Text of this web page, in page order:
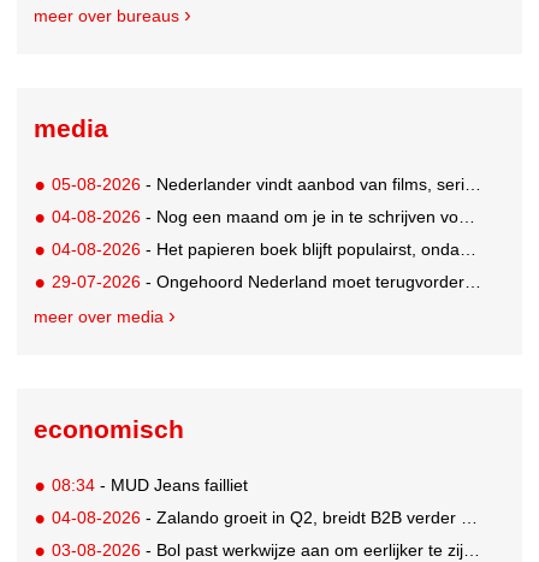
meer over bureaus
media
05-08-2026 - Nederlander vindt aanbod van films, series en sport vaak versnipperd
04-08-2026 - Nog een maand om je in te schrijven voor de Mercurs 2026
04-08-2026 - Het papieren boek blijft populairst, ondanks digitale alternatieven
29-07-2026 - Ongehoord Nederland moet terugvordering betalen aan Commissariaat voor de Media
meer over media
economisch
08:34 - MUD Jeans failliet
04-08-2026 - Zalando groeit in Q2, breidt B2B verder uit en innoveert met AI
03-08-2026 - Bol past werkwijze aan om eerlijker te zijn naar verkopers en consumenten